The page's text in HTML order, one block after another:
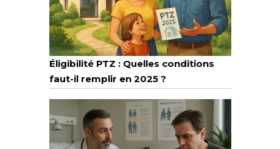
Éligibilité PTZ : Quelles conditions
faut-il remplir en 2025 ?